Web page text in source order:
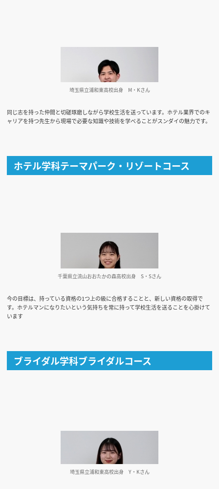
同じ志を持った仲間と切磋琢磨しながら学校生活を送っています。ホテル業界でのキ
ャリアを持つ先生から現場で必要な知識や技術を学べることがスンダイの魅力です。
埼玉県立浦和東高校出身 M・Kさん
ホテル学科テーマパーク・リゾートコース
今の目標は、持っている資格の1つ上の級に合格することと、新しい資格の取得で
す。ホテルマンになりたいという気持ちを常に持って学校生活を送ることを心掛けて
います
千葉県立流山おおたかの森高校出身 S・Sさん
ブライダル学科ブライダルコース
埼玉県立浦和東高校出身 Y・Kさん